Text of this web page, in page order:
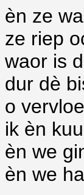
èn ze
ze riep
waor is
dur dè
o
ik èn
èn we
èn we